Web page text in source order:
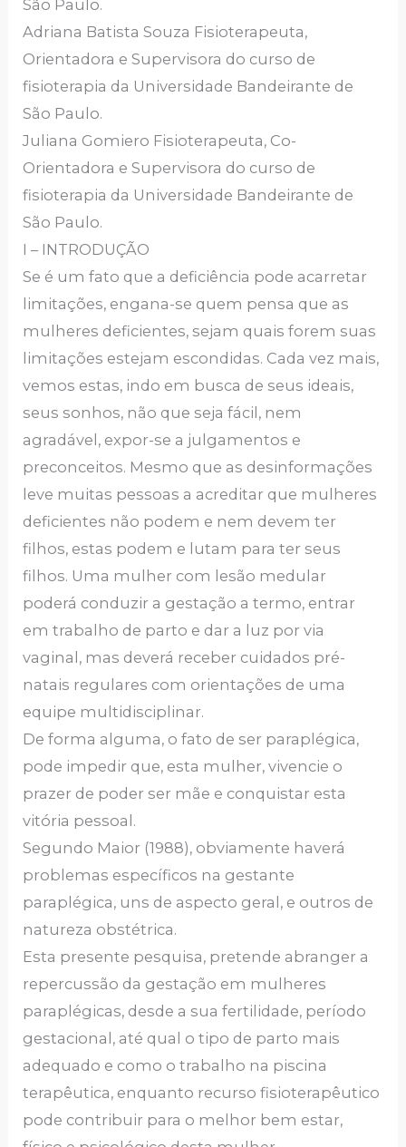
São Paulo.
Adriana Batista Souza Fisioterapeuta,
Orientadora e Supervisora do curso de
fisioterapia da Universidade Bandeirante de
São Paulo.
Juliana Gomiero Fisioterapeuta, Co-
Orientadora e Supervisora do curso de
fisioterapia da Universidade Bandeirante de
São Paulo.
I – INTRODUÇÃO
Se é um fato que a deficiência pode acarretar
limitações, engana-se quem pensa que as
mulheres deficientes, sejam quais forem suas
limitações estejam escondidas. Cada vez mais,
vemos estas, indo em busca de seus ideais,
seus sonhos, não que seja fácil, nem
agradável, expor-se a julgamentos e
preconceitos. Mesmo que as desinformações
leve muitas pessoas a acreditar que mulheres
deficientes não podem e nem devem ter
filhos, estas podem e lutam para ter seus
filhos. Uma mulher com lesão medular
poderá conduzir a gestação a termo, entrar
em trabalho de parto e dar a luz por via
vaginal, mas deverá receber cuidados pré-
natais regulares com orientações de uma
equipe multidisciplinar.
De forma alguma, o fato de ser paraplégica,
pode impedir que, esta mulher, vivencie o
prazer de poder ser mãe e conquistar esta
vitória pessoal.
Segundo Maior (1988), obviamente haverá
problemas específicos na gestante
paraplégica, uns de aspecto geral, e outros de
natureza obstétrica.
Esta presente pesquisa, pretende abranger a
repercussão da gestação em mulheres
paraplégicas, desde a sua fertilidade, período
gestacional, até qual o tipo de parto mais
adequado e como o trabalho na piscina
terapêutica, enquanto recurso fisioterapêutico
pode contribuir para o melhor bem estar,